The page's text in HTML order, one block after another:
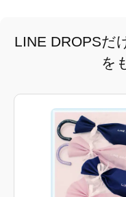
LINE DROPSだ
を